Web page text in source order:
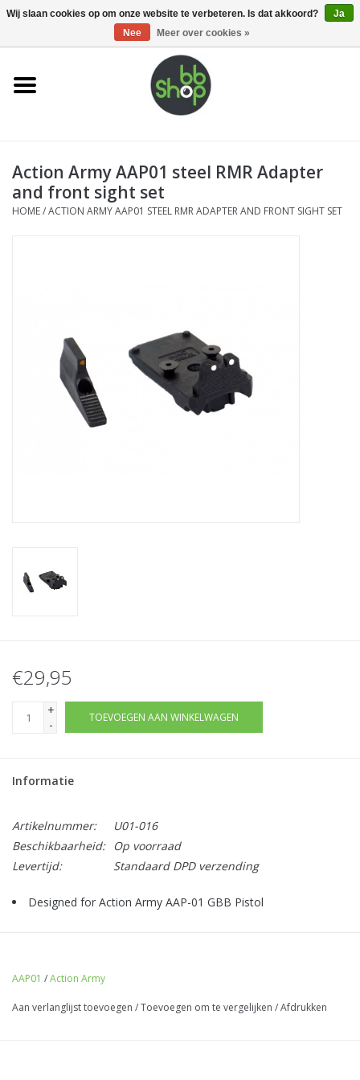
0 Artikelen - €0,00
Home
Supplies
Airsoft guns
Electronics
Tactical Equipment
Action Army AAP01 steel RMR Adapter
and front sight set
HOME/ACTION ARMY AAP01 STEEL RMR ADAPTER AND FRONT SIGHT SET
€29,95
+
-
TOEVOEGEN AAN WINKELWAGEN
Informatie
Artikelnummer:
U01-016
Beschikbaarheid:
Op voorraad
Levertijd:
Standaard DPD verzending
Designed for Action Army AAP-01 GBB Pistol
AAP01 /Action Army
Aan verlanglijst toevoegen /Toevoegen om te vergelijken /Afdrukken
Wij slaan cookies op om onze website te verbeteren. Is dat akkoord?
Ja
Nee
Meer over cookies »